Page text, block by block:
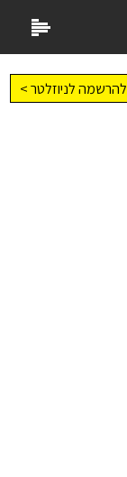
להרשמה לניוזלטר >